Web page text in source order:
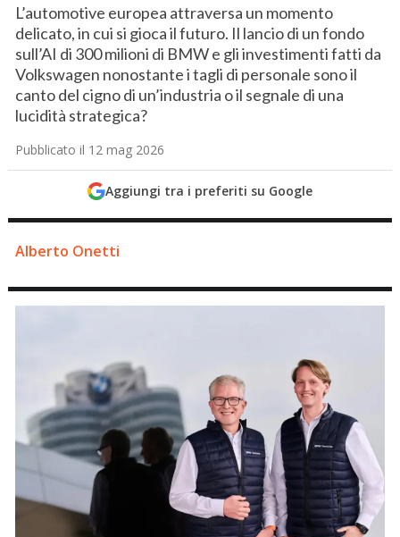
L’automotive europea attraversa un momento
delicato, in cui si gioca il futuro. Il lancio di un fondo
sull’AI di 300 milioni di BMW e gli investimenti fatti da
Volkswagen nonostante i tagli di personale sono il
canto del cigno di un’industria o il segnale di una
lucidità strategica?
Pubblicato il 12 mag 2026
Aggiungi tra i preferiti su Google
Alberto Onetti